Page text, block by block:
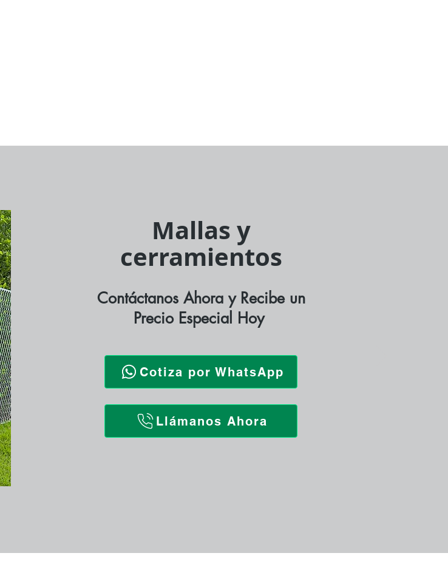
Mallas y
cerramientos
Contáctanos Ahora y Recibe un
Precio Especial Hoy
Cotiza por WhatsApp
Llámanos Ahora